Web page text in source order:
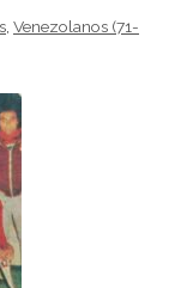
,Venezolanos (71-